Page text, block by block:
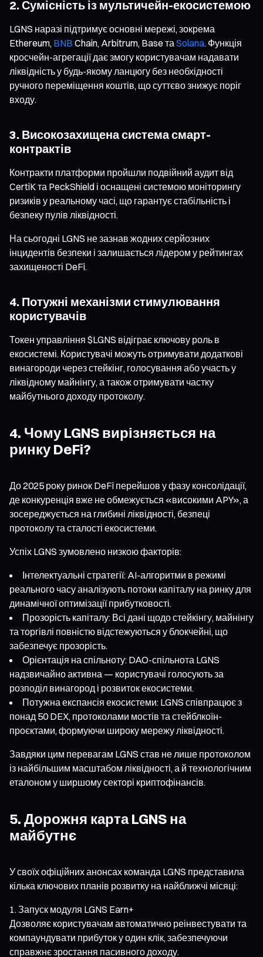
2. Сумісність із мультичейн-екосистемою
LGNS наразі підтримує основні мережі, зокрема
Ethereum, BNB Chain, Arbitrum, Base та Solana. Функція
кросчейн-агрегації дає змогу користувачам надавати
ліквідність у будь-якому ланцюгу без необхідності
ручного переміщення коштів, що суттєво знижує поріг
входу.
3. Високозахищена система смарт-
контрактів
Контракти платформи пройшли подвійний аудит від
CertiK та PeckShield і оснащені системою моніторингу
ризиків у реальному часі, що гарантує стабільність і
безпеку пулів ліквідності.
На сьогодні LGNS не зазнав жодних серйозних
інцидентів безпеки і залишається лідером у рейтингах
захищеності DeFi.
4. Потужні механізми стимулювання
користувачів
Токен управління $LGNS відіграє ключову роль в
екосистемі. Користувачі можуть отримувати додаткові
винагороди через стейкінг, голосування або участь у
ліквідному майнінгу, а також отримувати частку
майбутнього доходу протоколу.
4. Чому LGNS вирізняється на
ринку DeFi?
До 2025 року ринок DeFi перейшов у фазу консолідації,
де конкуренція вже не обмежується «високими APY», а
зосереджується на глибині ліквідності, безпеці
протоколу та сталості екосистеми.
Успіх LGNS зумовлено низкою факторів:
Інтелектуальні стратегії: AI-алгоритми в режимі
реального часу аналізують потоки капіталу на ринку для
динамічної оптимізації прибутковості.
Прозорість капіталу: Всі дані щодо стейкінгу, майнінгу
та торгівлі повністю відстежуються у блокчейні, що
забезпечує прозорість.
Орієнтація на спільноту: DAO-спільнота LGNS
надзвичайно активна — користувачі голосують за
розподіл винагород і розвиток екосистеми.
Потужна експансія екосистеми: LGNS співпрацює з
понад 50 DEX, протоколами мостів та стейблкоїн-
проєктами, формуючи широку мережу ліквідності.
Завдяки цим перевагам LGNS став не лише протоколом
із найбільшим масштабом ліквідності, а й технологічним
еталоном у ширшому секторі криптофінансів.
5. Дорожня карта LGNS на
майбутнє
У своїх офіційних анонсах команда LGNS представила
кілька ключових планів розвитку на найближчі місяці:
Запуск модуля LGNS Earn+
Дозволяє користувачам автоматично реінвестувати та
компаундувати прибуток у один клік, забезпечуючи
справжнє зростання пасивного доходу.